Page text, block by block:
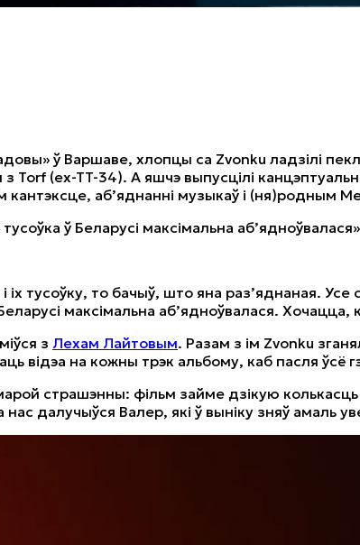
ў Варшаве, хлопцы са Zvonku ладзілі
з Torf (ex-TT-34). А яшчэ выпусцілі
кантэксце, аб’яднанні музыкаў і (ня)родным
ў Беларусі максімальна аб’ядноўвалася»
іх тусоўку, то бачыў, што яна раз’яднаная.
максімальна аб’ядноўвалася.
з Лехам Лайтовым. Разам з ім Zvonku
відэа на кожны трэк альбому, каб пасля ўсё
страшэнны: фільм займе дзікую
далучыўся Валер, які ў выніку зняў амаль